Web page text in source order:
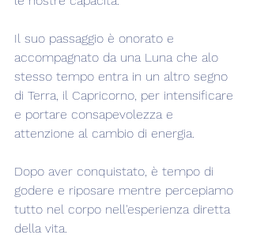
Il suo passaggio è onorato e
accompagnato da una Luna che alo
stesso tempo entra in un altro segno
di Terra, il Capricorno, per intensificare
e portare consapevolezza e
attenzione al cambio di energia.
Dopo aver conquistato, è tempo di
godere e riposare mentre percepiamo
tutto nel corpo nell'esperienza diretta
della vita.